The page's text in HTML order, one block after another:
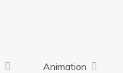
Animation